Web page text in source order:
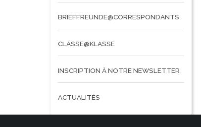
BRIEFFREUNDE@CORRESPONDANTS
CLASSE@KLASSE
INSCRIPTION À NOTRE NEWSLETTER
ACTUALITÉS